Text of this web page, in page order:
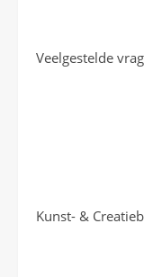
Veelgestelde
Kunst- &